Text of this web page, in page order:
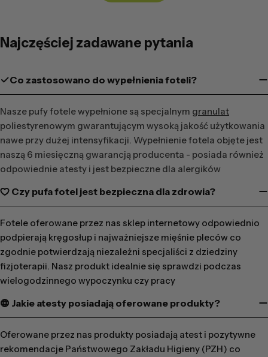
Najczęściej zadawane pytania
Co zastosowano do wypełnienia foteli?
Nasze pufy fotele wypełnione są specjalnym granulat
poliestyrenowym gwarantującym wysoką jakość użytkowania
nawe przy dużej intensyfikacji. Wypełnienie fotela objęte jest
naszą 6 miesięczną gwarancją producenta - posiada również
odpowiednie atesty i jest bezpieczne dla alergików
Czy pufa fotel jest bezpieczna dla zdrowia?
Fotele oferowane przez nas sklep internetowy odpowiednio
podpierają kręgosłup i najważniejsze mięśnie pleców co
zgodnie potwierdzają niezależni specjaliści z dziedziny
fizjoterapii. Nasz produkt idealnie się sprawdzi podczas
wielogodzinnego wypoczynku czy pracy
Jakie atesty posiadają oferowane produkty?
Oferowane przez nas produkty posiadają atest i pozytywne
rekomendacje Państwowego Zakładu Higieny (PZH) co